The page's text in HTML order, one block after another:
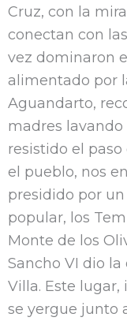
Cruz, con la
conectan con
vez dominaron
alimentado por
Aguandarto,
madres
resistido el
el pueblo, nos
presidido por
popular, los
Monte de los
Sancho VI dio
Villa. Este
se yergue junto